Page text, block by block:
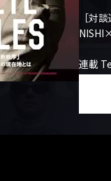
［対
連載